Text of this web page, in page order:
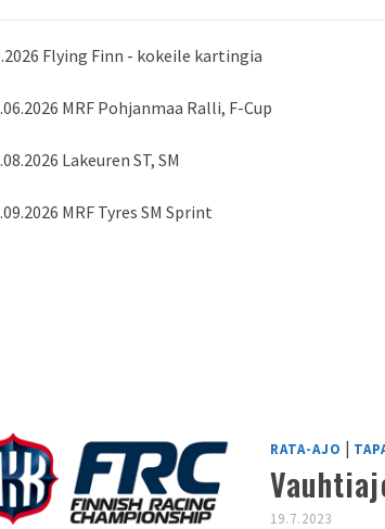
Flying Finn - kokeile kartingia
MRF Pohjanmaa Ralli, F-Cup
Lakeuren ST, SM
MRF Tyres SM Sprint
RATA-AJO |
19.7.2023